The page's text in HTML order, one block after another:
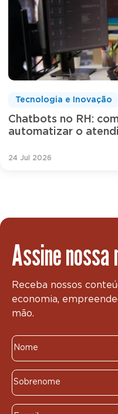
Chatbots no RH:
automatizar o
Tecnologia e Inovação
24 Jul 2026
Assine
Receba nossos
economia,
mão.